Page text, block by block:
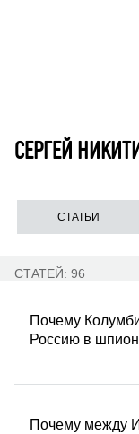
СЕРГЕЙ
СТАТЬИ
СТАТЕЙ: 96
Почему
Россию в
Почему между